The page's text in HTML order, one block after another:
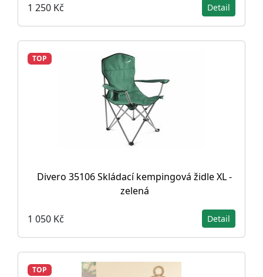
1 250 Kč Detail
TOP
Divero 35106 Skládací kempingová židle XL -
zelená
1 050 Kč Detail
TOP